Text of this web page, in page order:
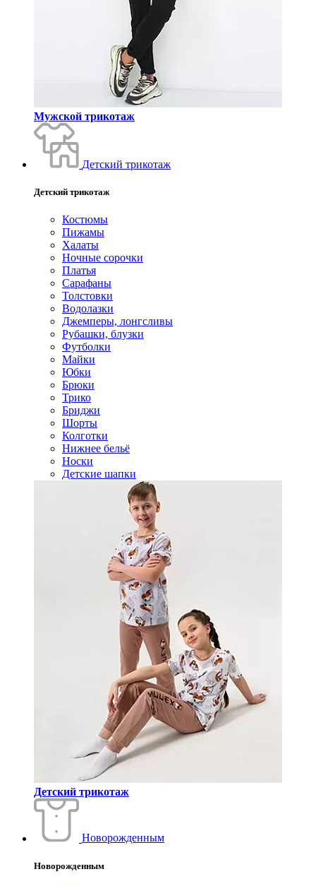
Мужской трикотаж
Детский трикотаж
Детский трикотаж
Костюмы
Пижамы
Халаты
Ночные сорочки
Платья
Сарафаны
Толстовки
Водолазки
Джемперы, лонгсливы
Рубашки, блузки
Футболки
Майки
Юбки
Брюки
Трико
Бриджи
Шорты
Колготки
Нижнее бельё
Носки
Детские шапки
Детский трикотаж
Новорожденным
Новорожденным